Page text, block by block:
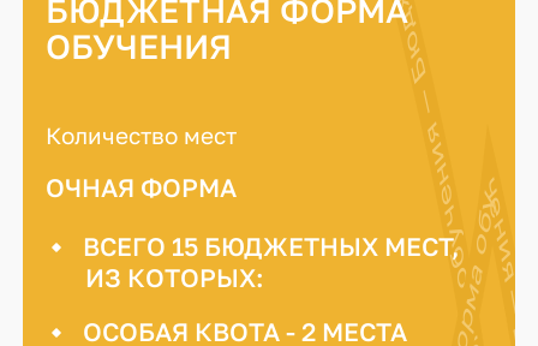
БЮДЖЕТНАЯ ФОРМА
ОБУЧЕНИЯ
Количество мест
ОЧНАЯ ФОРМА
ВСЕГО 15 БЮДЖЕТНЫХ МЕСТ,
ИЗ КОТОРЫХ:
ОСОБАЯ КВОТА - 2 МЕСТА